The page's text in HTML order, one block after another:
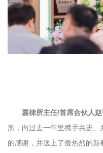
嘉律所主任/首席合伙人
所，向过去一年里携手共进
的感谢，并送上了最热烈的